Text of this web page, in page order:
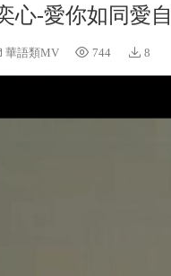
心-愛你如同愛
華語類MV 744 8